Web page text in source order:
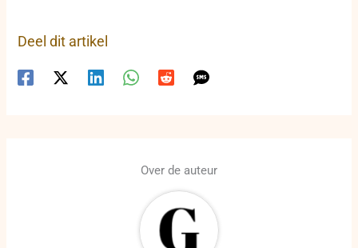
Deel dit artikel
Over de auteur